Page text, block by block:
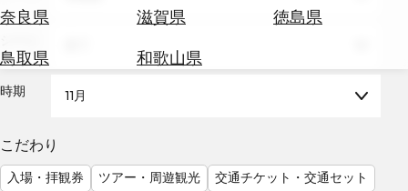
奈良県
滋賀県
徳島県
鳥取県
和歌山県
テ
を
調
べ
る
天
気
時期 11月
こだわり
入場・拝観券 ツアー・周遊観光
交通チケット・交通セット